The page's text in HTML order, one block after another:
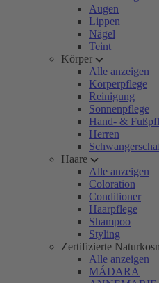
Augen
Lippen
Nägel
Teint
Körper
Alle anzeigen
Körperpflege
Reinigung
Sonnenpflege
Hand- &
Herren
Haare
Alle anzeigen
Coloration
Conditioner
Haarpflege
Shampoo
Styling
Zertifizierte
Alle anzeigen
MÁDARA